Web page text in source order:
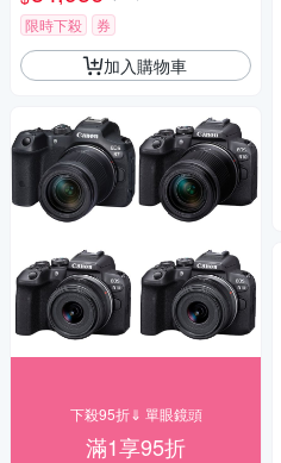
限時下殺
券
加入購物車
下殺95折⇓ 單眼鏡頭
滿1享95折